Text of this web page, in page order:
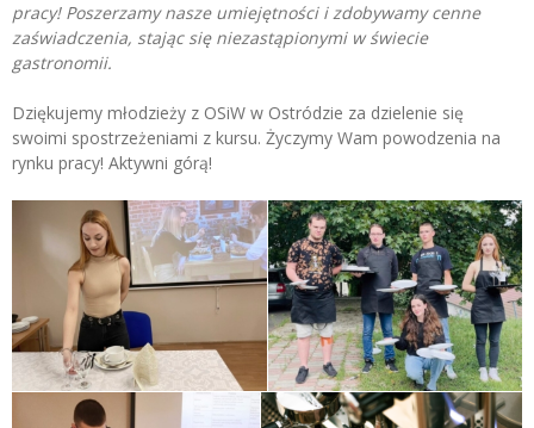
pracy! Poszerzamy nasze umiejętności i zdobywamy cenne
zaświadczenia, stając się niezastąpionymi w świecie
gastronomii.
Dziękujemy młodzieży z OSiW w Ostródzie za dzielenie się
swoimi spostrzeżeniami z kursu. Życzymy Wam powodzenia na
rynku pracy! Aktywni górą!